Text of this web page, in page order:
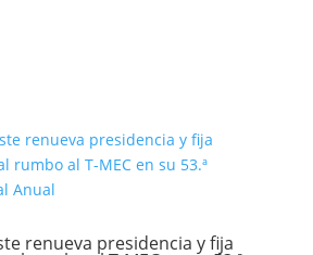
renueva presidencia y fija